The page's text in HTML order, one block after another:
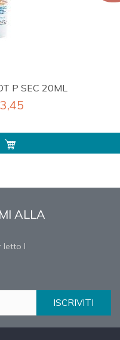
P SEC 20ML
ALLA
letto l
ISCRIVITI